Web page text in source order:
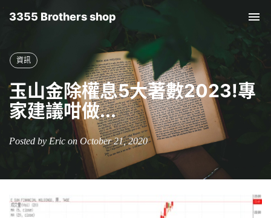
3355 Brothers shop
資訊
玉山金除權息5大著數2023!專
家建議咁做...
Posted by Eric on October 21, 2020